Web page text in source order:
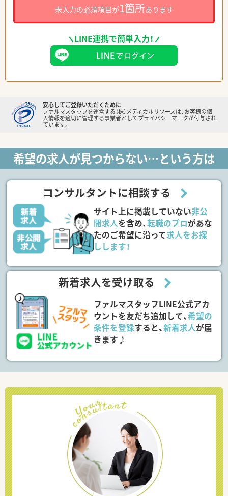
未入力の必須項目が1箇所あります
LINE連携で簡単入力！
安心してご登録いただくために
ファルマスタッフを運営する（株）メディカルリソースは、お客様の個
人情報を適切に管理する事業者としてプライバシーマークが付与され
ています。
希望の求人が見つからない…という方は
コンサルタントに相談する
サイト上に掲載していない非公
開求人を含め、転職のプロがあな
たのご希望に沿って求人をお探
しします！
新着求人を受け取る
ファルマスタッフLINE公式アカ
ウントを友だち追加して、希望の
条件を登録すると、新着求人が届
きます♪